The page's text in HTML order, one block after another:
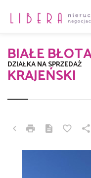
BIAŁE
KRAJEŃSKI
DZIAŁKA NA SPRZEDAŻ